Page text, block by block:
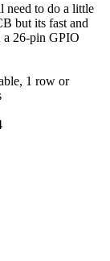
need to do a little
but its fast and
a 26-pin GPIO
1 row or